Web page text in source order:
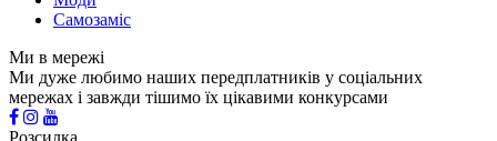
Самозаміс
Ми в мережі
Ми дуже любимо наших передплатників у соціальних
мережах і завжди тішимо їх цікавими конкурсами
Розсилка